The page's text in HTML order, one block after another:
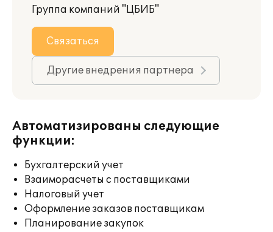
Группа компаний "ЦБИБ"
Связаться
Другие внедрения партнера
Автоматизированы следующие
функции:
Бухгалтерский учет
Взаиморасчеты с поставщиками
Налоговый учет
Оформление заказов поставщикам
Планирование закупок